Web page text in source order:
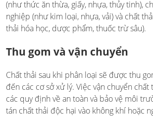
(như thức ăn thừa, giấy, nhựa, thủy tinh),
nghiệp (như kim loại, nhựa, vải) và chất
thải hóa học, dược phẩm, thuốc trừ sâu).
Thu gom và vận chuyển
Chất thải sau khi phân loại sẽ được thu
đến các cơ sở xử lý. Việc vận chuyển chất
các quy định về an toàn và bảo vệ môi
tán chất thải độc hại vào không khí hoặc